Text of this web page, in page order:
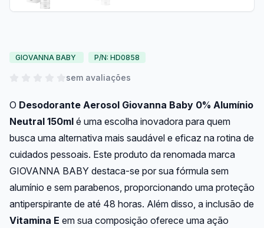
GIOVANNA BABY P/N: HD0858
sem avaliações
O Desodorante Aerosol Giovanna Baby 0% Alumínio
Neutral 150ml é uma escolha inovadora para quem
busca uma alternativa mais saudável e eficaz na rotina de
cuidados pessoais. Este produto da renomada marca
GIOVANNA BABY destaca-se por sua fórmula sem
alumínio e sem parabenos, proporcionando uma proteção
antiperspirante de até 48 horas. Além disso, a inclusão de
Vitamina E em sua composição oferece uma ação